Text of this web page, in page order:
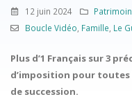
12 juin 2024
Boucle Vidéo Famille Le
Plus d’1 Français sur 3
d’imposition pour
de succession.